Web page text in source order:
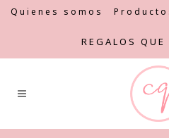
Quienes somos
REGALOS QUE